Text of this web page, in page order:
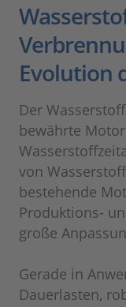
Evolution
Der
bewährte
von
bestehende
Produktions-
große
Gerade in
Dauerlasten,